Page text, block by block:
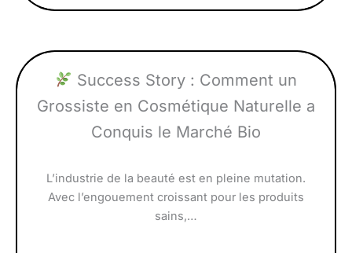
Success Story : Comment un
Grossiste en Cosmétique Naturelle a
Conquis le Marché Bio
L’industrie de la beauté est en pleine mutation.
Avec l’engouement croissant pour les produits
sains,…